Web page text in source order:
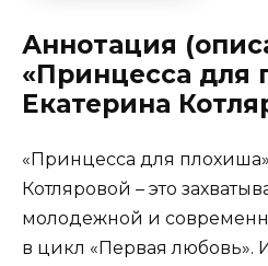
Аннотация
«Принцесса для
Екатерина
«Принцесса для
Котляровой – это
молодежной и
в цикл «Первая любовь».